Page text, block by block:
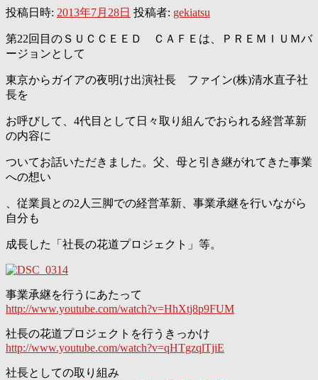
投稿日時: 2013年7月28日 投稿者: gekiatsu
第22回目のＳＵＣＣＥＥＤ ＣＡＦＥは、ＰＲＥＭＩＵＭバ
ージョンとして
東京からガイアの夜明け出演社長 ファイン(株)清水直子社
長を
お呼びして、4代目として日々取り組んでおられる経営革新
の内容に
ついてお話いただきました。父、母と引き継がれてきた事業
への想い
、従業員との2人三脚での経営革新、事業承継を行いながら
自分も
成長した「社長の花道プロジェクト」等。
事業承継を行うにあたって
http://www.youtube.com/watch?v=HhXtj8p9FUM
社長の花道プロジェクトを行うきっかけ
http://www.youtube.com/watch?v=qHTgzqlTjiE
社長としての取り組み